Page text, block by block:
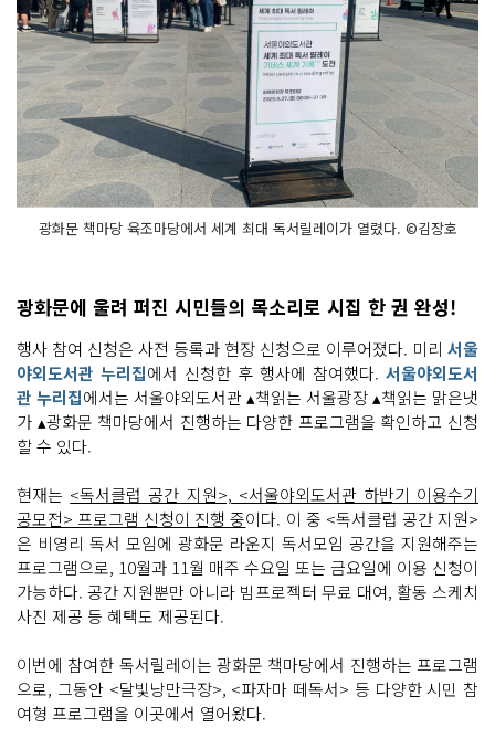
광화문 책마당 육조마당에서 세계 최대 독서릴레이가 열렸다. ©김장호
광화문에 울려 퍼진 시민들의 목소리로 시집 한 권 완성!
행사 참여 신청은 사전 등록과 현장 신청으로 이루어졌다. 미리 서울
야외도서관 누리집에서 신청한 후 행사에 참여했다. 서울야외도서
관 누리집에서는 서울야외도서관 ▴책읽는 서울광장 ▴책읽는 맑은냇
가 ▴광화문 책마당에서 진행하는 다양한 프로그램을 확인하고 신청
할 수 있다.
현재는 <독서클럽 공간 지원>, <서울야외도서관 하반기 이용수기
공모전> 프로그램 신청이 진행 중이다. 이 중 <독서클럽 공간 지원>
은 비영리 독서 모임에 광화문 라운지 독서모임 공간을 지원해주는
프로그램으로, 10월과 11월 매주 수요일 또는 금요일에 이용 신청이
가능하다. 공간 지원뿐만 아니라 빔프로젝터 무료 대여, 활동 스케치
사진 제공 등 혜택도 제공된다.
이번에 참여한 독서릴레이는 광화문 책마당에서 진행하는 프로그램
으로, 그동안 <달빛낭만극장>, <파자마 떼독서> 등 다양한 시민 참
여형 프로그램을 이곳에서 열어왔다.